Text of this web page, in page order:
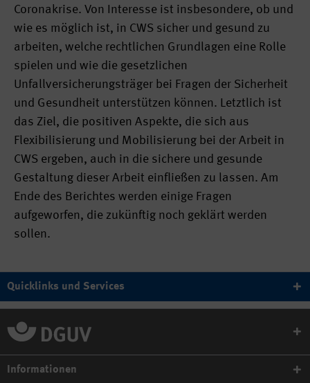
Coronakrise. Von Interesse ist insbesondere, ob und
wie es möglich ist, in CWS sicher und gesund zu
arbeiten, welche rechtlichen Grundlagen eine Rolle
spielen und wie die gesetzlichen
Unfallversicherungsträger bei Fragen der Sicherheit
und Gesundheit unterstützen können. Letztlich ist
das Ziel, die positiven Aspekte, die sich aus
Flexibilisierung und Mobilisierung bei der Arbeit in
CWS ergeben, auch in die sichere und gesunde
Gestaltung dieser Arbeit einfließen zu lassen. Am
Ende des Berichtes werden einige Fragen
aufgeworfen, die zukünftig noch geklärt werden
sollen.
Quicklinks und Services
Informationen